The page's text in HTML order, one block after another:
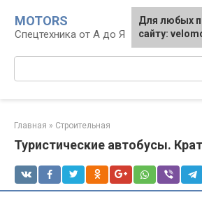
контенту
MOTORS
Спецтехника от А до Я
Главная » Строительная
Туристические автобусы.
Для любых
сайту: